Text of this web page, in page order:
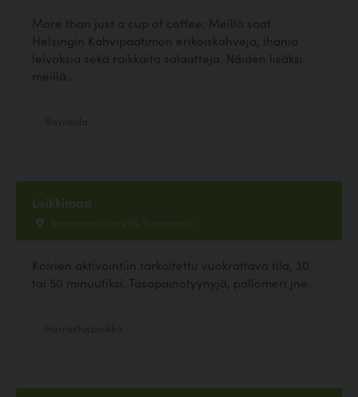
More than just a cup of coffee: Meillä saat
Helsingin Kahvipaatimon erikoiskahveja, ihania
leivoksia sekä raikkaita salaatteja. Näiden lisäksi
meillä...
Leikkimaa
Nevanperäntie 265, Sastamala
Koirien aktivointiin tarkoitettu vuokrattava tila, 30
tai 50 minuutiksi. Tasapainotyynyjä, pallomeri jne.